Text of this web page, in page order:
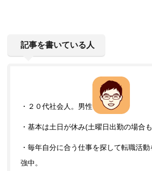
記事を書いている人
・２０代社会人。男性
・基本は土日が休み(土曜日出勤の場合
・毎年自分に合う仕事を探して転職活
強中。